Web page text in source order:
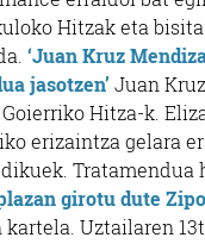
Hitzak eta
‘Juan Kruz
jasotzen’ Juan
Hitza-k.
erizaintza gelara
girotu dute
Uztailaren